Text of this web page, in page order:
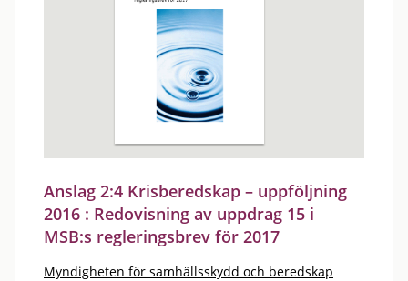
Anslag 2:4 Krisberedskap – uppföljning
2016 : Redovisning av uppdrag 15 i
MSB:s regleringsbrev för 2017
Myndigheten för samhällsskydd och beredskap